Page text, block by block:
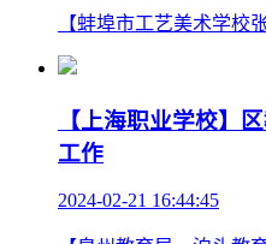
【蚌埠市工艺美术学校
【上海职业学校】
工作
2024-02-21 16:44:45